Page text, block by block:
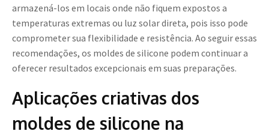
armazená-los em locais onde não fiquem expostos a
temperaturas extremas ou luz solar direta, pois isso pode
comprometer sua flexibilidade e resistência. Ao seguir essas
recomendações, os moldes de silicone podem continuar a
oferecer resultados excepcionais em suas preparações.
Aplicações criativas dos
moldes de silicone na